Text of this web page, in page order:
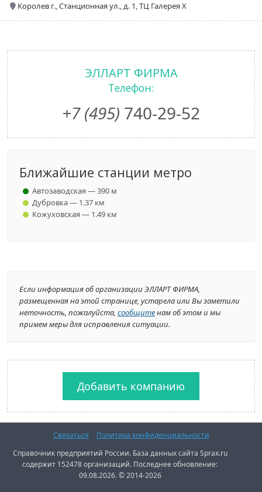
Королев г., Станционная ул., д. 1, ТЦ Галерея Х
ЭЛЛАРТ ФИРМА
Телефон:
+7 (495) 740-29-52
Ближайшие станции метро
Автозаводская — 390 м
Дубровка — 1.37 км
Кожуховская — 1.49 км
Если информация об организации ЭЛЛАРТ ФИРМА,
размещенная на этой странице, устарела или Вы заметили
неточность, пожалуйста, сообщитенам об этом и мы
примем меры для исправления ситуации.
Добавить компанию
Связаться
Политика конфиденциальности
Справочник предприятий России. База данных сайта Sprax.ru
содержит 152478 организаций. Последнее обновление:
09.08.2026. © 2014-2026